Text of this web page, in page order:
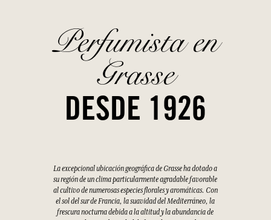
Perfumista en
Grasse
DESDE 1926
La excepcional ubicación geográfica de Grasse ha dotado a
su región de un clima particularmente agradable favorable
al cultivo de numerosas especies florales y aromáticas. Con
el sol del sur de Francia, la suavidad del Mediterráneo, la
frescura nocturna debida a la altitud y la abundancia de